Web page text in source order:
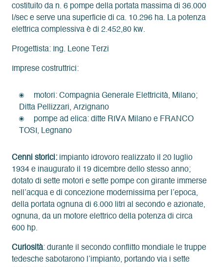
costituito da n. 6 pompe della portata massima di 36.000
l/sec e serve una superficie di ca. 10.296 ha. La potenza
elettrica complessiva è di 2.452,80 kw.
Progettista: Ing. Leone Terzi
Imprese costruttrici:
motori: Compagnia Generale Elettricità, Milano;
Ditta Pellizzari, Arzignano
pompe ad elica: ditte RIVA Milano e FRANCO
TOSI, Legnano
Cenni storici : impianto idrovoro realizzato il 20 luglio
1934 e inaugurato il 19 dicembre dello stesso anno;
dotato di sette motori e sette pompe con girante immerse
nell’acqua e di concezione modernissima per l’epoca,
della portata ognuna di 6.000 litri al secondo e azionate,
ognuna, da un motore elettrico della potenza di circa
600 hp.
Curiosità: durante il secondo conflitto mondiale le truppe
tedesche sabotarono l’impianto, portando via i sette